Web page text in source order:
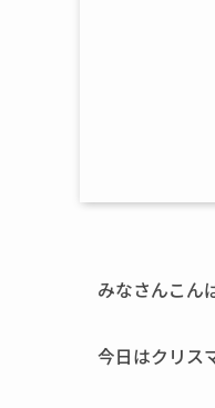
みなさんこん
今日はクリス